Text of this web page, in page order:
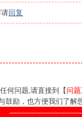
回复
何问题,请直接到【问
鼓励，也方便我们了